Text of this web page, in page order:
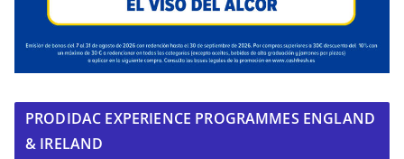
PRODIDAC EXPERIENCE PROGRAMMES ENGLAND
& IRELAND